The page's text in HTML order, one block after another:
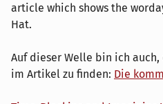
article which shows the
Hat.
Auf dieser Welle bin ich
im Artikel zu finden: Die